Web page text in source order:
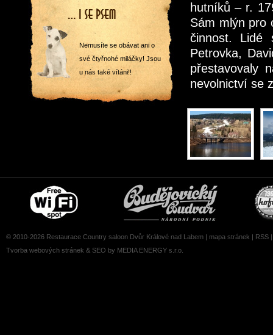
hutníků – r.
Sám mlýn pro
činnost. Lidé
Petrovka,
přestavovaly
nevolnictví se
Nemusíte se obávat ani o
své čtyřnohé miláčky! Jsou
u nás také vítáni!!
© 2010-2026 Restaurace Country saloon Dvůr Králové nad Labem | mapa stránek | RSS
Tvorba webových stránek & SEO by MEDIA ENERGY s.r.o.